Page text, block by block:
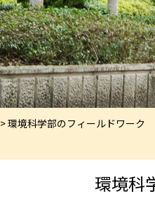
> 環境科学部のフィールドワーク
環境科